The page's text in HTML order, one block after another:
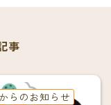
事
らのお知らせ